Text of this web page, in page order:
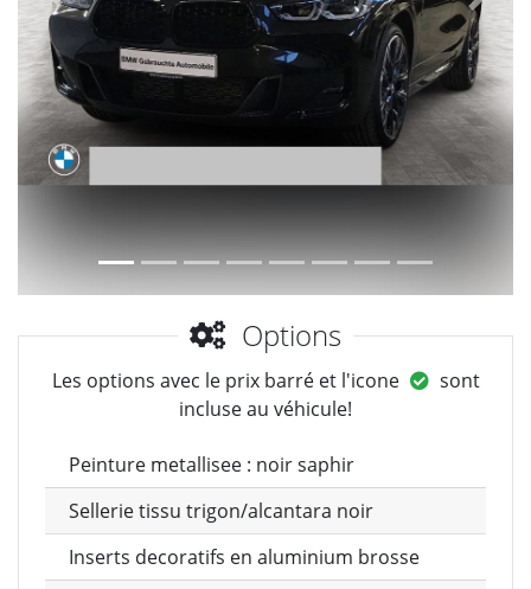
Options
Les options avec le prix barré et l'icone
sont
incluse au véhicule!
Peinture metallisee : noir saphir
Sellerie tissu trigon/alcantara noir
Inserts decoratifs en aluminium brosse